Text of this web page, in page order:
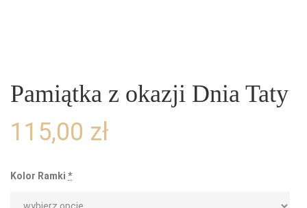
Pamiątka z okazji Dnia Taty
115,00 zł
Kolor Ramki *